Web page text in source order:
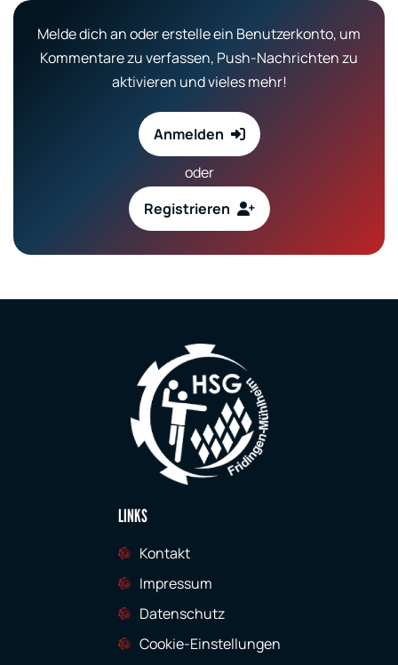
Melde dich an oder erstelle ein Benutzerkonto, um
Kommentare zu verfassen, Push-Nachrichten zu
aktivieren und vieles mehr!
Anmelden
oder
Registrieren
LINKS
Kontakt
Impressum
Datenschutz
Cookie-Einstellungen